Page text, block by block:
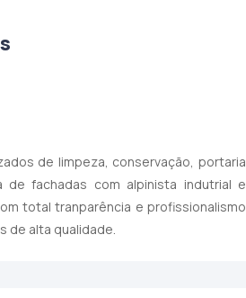
de limpeza, conservação, portaria
de fachadas com alpinista indutrial e
total tranparência e profissionalismo
de alta qualidade.